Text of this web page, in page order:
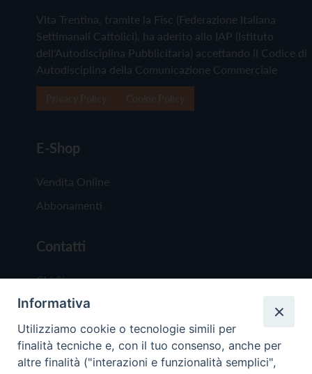
Vita Trentina, tramite la Fisc (Federazione Italiana
Settimanali Cattolici), ha aderito allo IAP (Istituto
dell'Autodisciplina Pubblicitaria) accettando il Codice di
Autodisciplina della Comunicazione Commerciale
E-Shop
Vendita Online
Abbonamenti
Contatti
Chi Siamo
Redazione
Scrivici
Informativa
Utilizziamo cookie o tecnologie simili per
finalità tecniche e, con il tuo consenso, anche per
altre finalità ("interazioni e funzionalità semplici",